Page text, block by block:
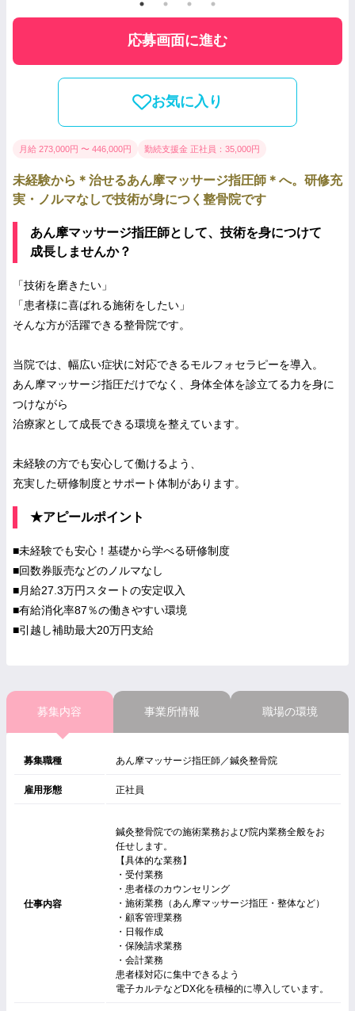
応募画面に進む
お気に入り
月給 273,000円 〜 446,000円 勤続支援金 正社員：35,000円
未経験から＊治せるあん摩マッサージ指圧師＊へ。研修充
実・ノルマなしで技術が身につく整骨院です
あん摩マッサージ指圧師として、技術を身につけて
成長しませんか？
「技術を磨きたい」
「患者様に喜ばれる施術をしたい」
そんな方が活躍できる整骨院です。
当院では、幅広い症状に対応できるモルフォセラピーを導入。
あん摩マッサージ指圧だけでなく、身体全体を診立てる力を身に
つけながら
治療家として成長できる環境を整えています。
未経験の方でも安心して働けるよう、
充実した研修制度とサポート体制があります。
★アピールポイント
■未経験でも安心！基礎から学べる研修制度
■回数券販売などのノルマなし
■月給27.3万円スタートの安定収入
■有給消化率87％の働きやすい環境
■引越し補助最大20万円支給
募集内容 事業所情報 職場の環境
募集職種 あん摩マッサージ指圧師／鍼灸整骨院
雇用形態 正社員
仕事内容
鍼灸整骨院での施術業務および院内業務全般をお
任せします。
【具体的な業務】
・受付業務
・患者様のカウンセリング
・施術業務（あん摩マッサージ指圧・整体など）
・顧客管理業務
・日報作成
・保険請求業務
・会計業務
患者様対応に集中できるよう
電子カルテなどDX化を積極的に導入しています。